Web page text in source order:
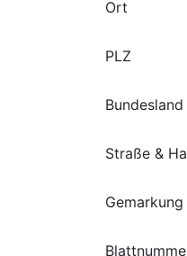
Ort
PLZ
Bundesland
Straße &
Gemarkung